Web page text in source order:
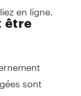
en ligne.
être
sont